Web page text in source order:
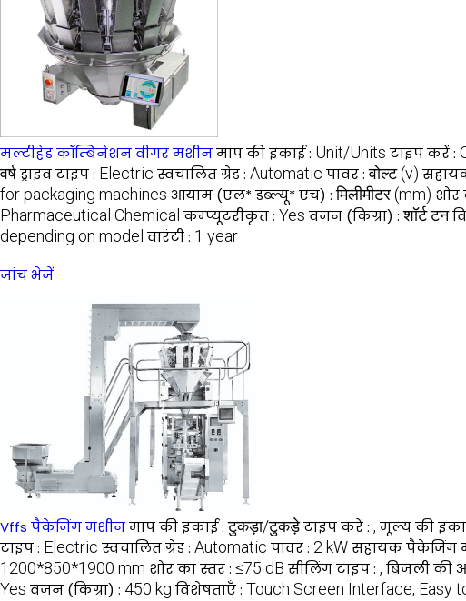
मल्टीहेड कॉम्बिनेशन वीगर मशीनमाप की इकाई : Unit/Units टाइप करें :
वर्षड्राइव टाइप : Electric स्वचालित ग्रेड : Automatic पावर :वोल्ट (v)
for packaging machines आयाम (एल* डब्ल्यू* एच) :मिलीमीटर (mm) शोर
Pharmaceutical Chemical कम्प्यूटरीकृत : Yes वजन (किग्रा) :शॉर्ट टन
depending on model वारंटी : 1 year
जांच भेजें
Vffs पैकेजिंग मशीनमाप की इकाई :टुकड़ा/टुकड़ेटाइप करें : , मूल्य की
टाइप : Electric स्वचालित ग्रेड : Automatic पावर : 2 kWसहायक पैकेजिंग
1200*850*1900 mm शोर का स्तर : ≤75 dB सीलिंग टाइप : , बिजली की
Yes वजन (किग्रा) : 450 kg विशेषताएँ : Touch Screen Interface, Easy